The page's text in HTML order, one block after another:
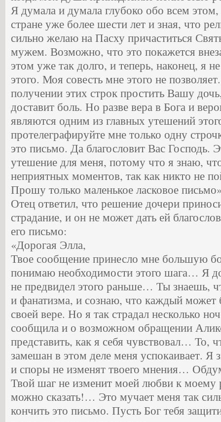
Я думала и думала глубоко обо всем этом,
стране уже более шести лет и зная, что
сильно желаю на Пасху причаститься
мужем. Возможно, что это покажется
этом уже так долго, и теперь, наконец, я
этого. Моя совесть мне этого не
получении этих строк простить Вашу
доставит боль. Но разве вера в Бога и
являются одним из главных утешений
протелеграфируйте мне только одну
это письмо. Да благословит Вас Господь.
утешение для меня, потому что я знаю,
неприятных моментов, так как никто не
Прошу только маленькое ласковое
Отец ответил, что решение дочери
страдание, и он не может дать ей
его письмо:
«Дорогая Элла,
Твое сообщение принесло мне большую
понимаю необходимости этого шага… Я
не предвидел этого раньше… Ты знаешь,
и фанатизма, и сознаю, что каждый может
своей вере. Но я так страдал несколько
сообщила и о возможном обращении
представить, как я себя чувствовал… То,
замешан в этом деле меня успокаивает. Я
и споры не изменят твоего мнения…
Твой шаг не изменит моей любви к моему
можно сказать!… Это мучает меня так
кончить это письмо. Пусть Бог тебя